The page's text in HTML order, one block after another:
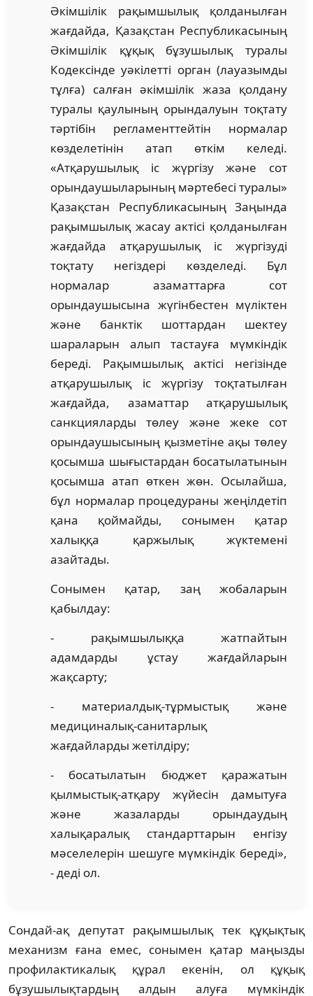
Әкімшілік рақымшылық қолданылған
жағдайда, Қазақстан Республикасының
Әкімшілік құқық бұзушылық туралы
Кодексінде уәкілетті орган (лауазымды
тұлға) салған әкімшілік жаза қолдану
туралы қаулының орындалуын тоқтату
тәртібін регламенттейтін нормалар
көзделетінін атап өткім келеді.
«Атқарушылық іс жүргізу және сот
орындаушыларының мәртебесі туралы»
Қазақстан Республикасының Заңында
рақымшылық жасау актісі қолданылған
жағдайда атқарушылық іс жүргізуді
тоқтату негіздері көзделеді. Бұл
нормалар азаматтарға сот
орындаушысына жүгінбестен мүліктен
және банктік шоттардан шектеу
шараларын алып тастауға мүмкіндік
береді. Рақымшылық актісі негізінде
атқарушылық іс жүргізу тоқтатылған
жағдайда, азаматтар атқарушылық
санкцияларды төлеу және жеке сот
орындаушысының қызметіне ақы төлеу
қосымша шығыстардан босатылатынын
қосымша атап өткен жөн. Осылайша,
бұл нормалар процедураны жеңілдетіп
қана қоймайды, сонымен қатар
халыққа қаржылық жүктемені
азайтады.
Сонымен қатар, заң жобаларын
қабылдау:
- рақымшылыққа жатпайтын
адамдарды ұстау жағдайларын
жақсарту;
- материалдық-тұрмыстық және
медициналық-санитарлық
жағдайларды жетілдіру;
- босатылатын бюджет қаражатын
қылмыстық-атқару жүйесін дамытуға
және жазаларды орындаудың
халықаралық стандарттарын енгізу
мәселелерін шешуге мүмкіндік береді»,
- деді ол.
Сондай-ақ депутат рақымшылық тек құқықтық
механизм ғана емес, сонымен қатар маңызды
профилактикалық құрал екенін, ол құқық
бұзушылықтардың алдын алуға мүмкіндік